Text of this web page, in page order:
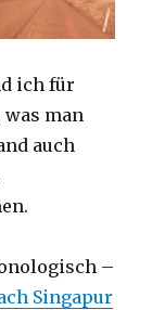
ich für
man
auch
–
Singapur